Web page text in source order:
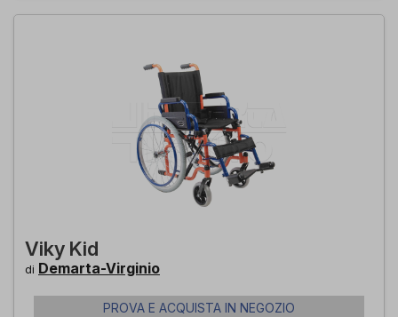
Viky Kid
di Demarta-Virginio
PROVA E ACQUISTA IN NEGOZIO